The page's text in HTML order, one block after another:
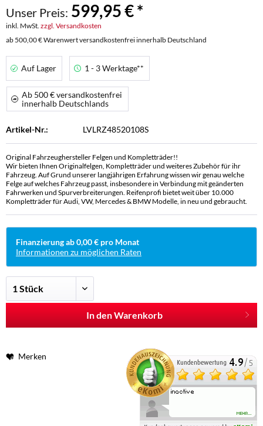
Unser Preis: 599,95 € *
inkl. MwSt. zzgl. Versandkosten
ab 500,00 € Warenwert versandkostenfrei innerhalb Deutschland
Auf Lager 1 - 3 Werktage**
Ab 500 € versandkostenfrei
innerhalb Deutschlands
Artikel-Nr.: LVLRZ48520108S
Original Fahrzeughersteller Felgen und Kompletträder!!
Wir bieten Ihnen Originalfelgen, Kompletträder und weiteres Zubehör für ihr
Fahrzeug. Auf Grund unserer langjährigen Erfahrung wissen wir genau welche
Felge auf welches Fahrzeug passt, insbesondere in Verbindung mit geänderten
Fahrwerken und Spurverbreiterungen. Reifenprofi bietet weit über 10.000
Kompletträder für Audi, VW, Mercedes & BMW Modelle, in neu und gebraucht.
Finanzierung ab 0,00 € pro Monat
Informationen zu möglichen Raten
In den Warenkorb
Merken